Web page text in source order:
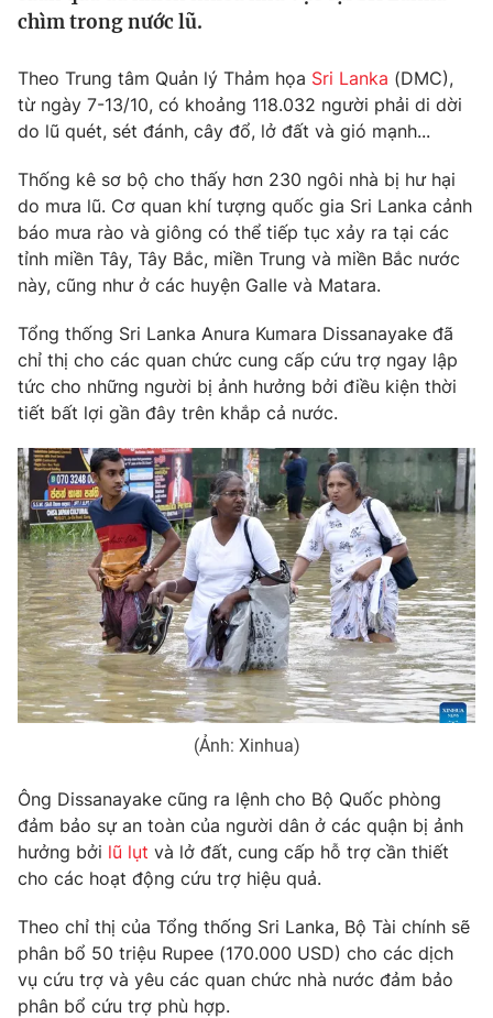
Tin tức
Câu chuyện quốc tế
Kinh tế
Tài chính
Thị trường
Góc doanh nghiệp
Dữ liệu và đời sống
Phim VTV
Hậu trường
Nhân vật
Khán giả
Giải sao mai
Giải trí
Điện ảnh
Sao
Đời sống
Du lịch
Làm đẹp
Chất lượng cuộc sống
Giáo dục
Tuyển sinh
Học trực tuyến
Công nghệ
Hitech Công nghệ tương lai
Sản phẩm
Thị trường
Tư vấn
Giao lưu trực tuyến
Lịch phát sóng
Chuyên mục khác
Emagazine Podcast
Infographic
Video Shorts video
VTV Money VTV Thể thao
VTV Sức khoẻ Bất động sản
Thị trường 24h Tấm lòng Việt
chìm trong nước lũ.
Theo Trung tâm Quản lý Thảm họa Sri Lanka (DMC),
từ ngày 7-13/10, có khoảng 118.032 người phải di dời
do lũ quét, sét đánh, cây đổ, lở đất và gió mạnh...
Thống kê sơ bộ cho thấy hơn 230 ngôi nhà bị hư hại
do mưa lũ. Cơ quan khí tượng quốc gia Sri Lanka cảnh
báo mưa rào và giông có thể tiếp tục xảy ra tại các
tỉnh miền Tây, Tây Bắc, miền Trung và miền Bắc nước
này, cũng như ở các huyện Galle và Matara.
Tổng thống Sri Lanka Anura Kumara Dissanayake đã
chỉ thị cho các quan chức cung cấp cứu trợ ngay lập
tức cho những người bị ảnh hưởng bởi điều kiện thời
tiết bất lợi gần đây trên khắp cả nước.
(Ảnh: Xinhua)
Ông Dissanayake cũng ra lệnh cho Bộ Quốc phòng
đảm bảo sự an toàn của người dân ở các quận bị ảnh
hưởng bởi lũ lụt và lở đất, cung cấp hỗ trợ cần thiết
cho các hoạt động cứu trợ hiệu quả.
Theo chỉ thị của Tổng thống Sri Lanka, Bộ Tài chính sẽ
phân bổ 50 triệu Rupee (170.000 USD) cho các dịch
vụ cứu trợ và yêu các quan chức nhà nước đảm bảo
phân bổ cứu trợ phù hợp.